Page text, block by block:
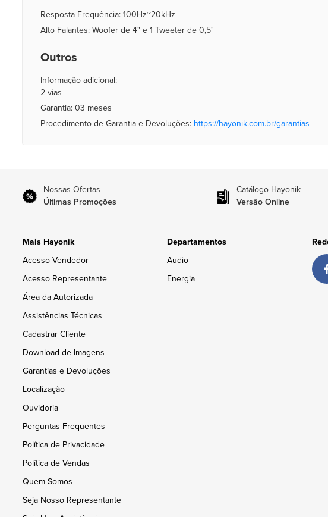
Resposta Frequência: 100Hz~20kHz
Alto Falantes: Woofer de 4" e 1 Tweeter de 0,5"
Outros
Informação adicional:
2 vias
Garantia: 03 meses
Procedimento de Garantia e Devoluções: https://hayonik.com.br/garantias
Nossas Ofertas
Últimas Promoções
Catálogo Hayonik
Versão Online
Mais Hayonik
Acesso Vendedor
Acesso Representante
Área da Autorizada
Assistências Técnicas
Cadastrar Cliente
Download de Imagens
Garantias e Devoluções
Localização
Ouvidoria
Perguntas Frequentes
Política de Privacidade
Política de Vendas
Quem Somos
Seja Nosso Representante
Departamentos
Audio
Energia